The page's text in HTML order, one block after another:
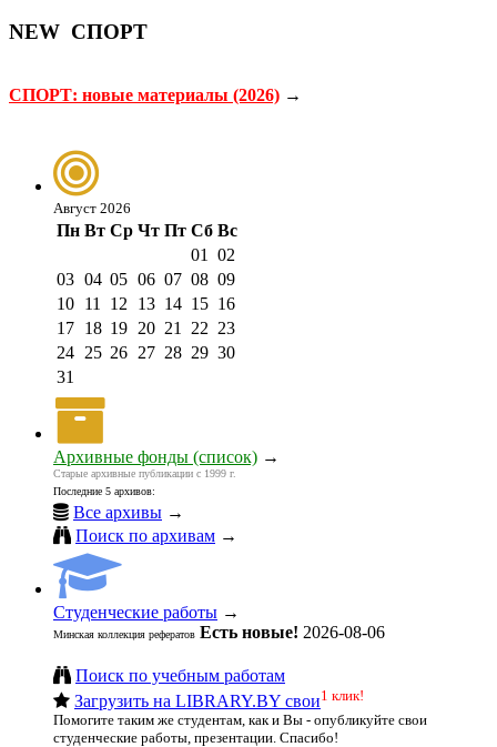
NEW СПОРТ
СПОРТ: новые материалы (2026) →
Август 2026
Пн Вт Ср Чт Пт Сб Вс
01
02
03 04 05 06 07 08 09
10 11 12 13 14 15 16
17 18 19 20 21 22 23
24 25 26 27 28 29 30
31
Архивные фонды (список) →
Старые архивные публикации с 1999 г.
Последние 5 архивов:
Все архивы →
Поиск по архивам →
Студенческие работы →
Минская коллекция рефератов Есть новые! 2026-08-06
Поиск по учебным работам
Загрузить на LIBRARY.BY свои1 клик!
Помогите таким же студентам, как и Вы - опубликуйте свои
студенческие работы, презентации. Спасибо!